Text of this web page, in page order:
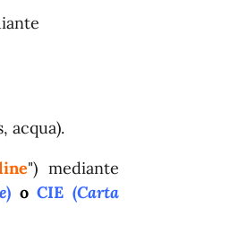
acqua).
") mediante
) oCIE (Carta